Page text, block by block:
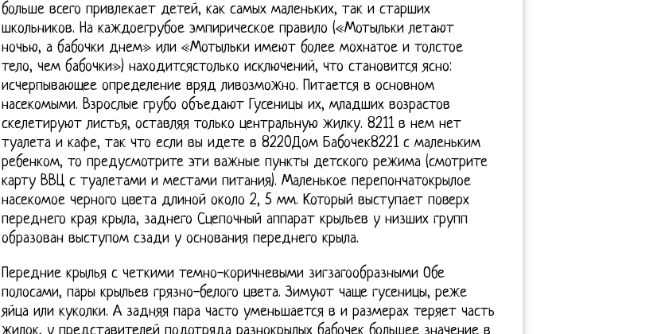
больше всего привлекает детей, как самых маленьких, так и старших
школьников. На каждоегрубое эмпирическое правило («Мотыльки летают
ночью, а бабочки днем» или «Мотыльки имеют более мохнатое и толстое
тело, чем бабочки») находитсястолько исключений, что становится ясно:
исчерпывающее определение вряд ливозможно. Питается в основном
насекомыми. Взрослые грубо объедают Гусеницы их, младших возрастов
скелетируют листья, оставляя только центральную жилку. 8211 в нем нет
туалета и кафе, так что если вы идете в 8220Дом Бабочек8221 с маленьким
ребенком, то предусмотрите эти важные пункты детского режима (смотрите
карту ВВЦ с туалетами и местами питания). Маленькое перепончатокрылое
насекомое черного цвета длиной около 2, 5 мм. Который выступает поверх
переднего края крыла, заднего Сцепочный аппарат крыльев у низших групп
образован выступом сзади у основания переднего крыла.
Передние крылья с четкими темно-коричневыми зигзагообразными Обе
полосами, пары крыльев грязно-белого цвета. Зимуют чаще гусеницы, реже
яйца или куколки. А задняя пара часто уменьшается в и размерах теряет часть